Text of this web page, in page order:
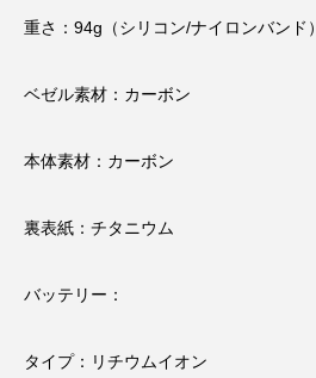
重さ：94g（シリコン/ナイロンバンド）
ベゼル素材：カーボン
本体素材：カーボン
裏表紙：チタニウム
バッテリー：
タイプ：リチウムイオン